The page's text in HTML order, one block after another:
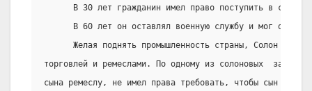
      В 30 лет гражданин имел право поступить в сенат.
В 60 лет он оставлял военную службу и мог
Желая поднять промышленность страны, Солон
торговлей и ремеслами. По одному из солоновых
сына ремеслу, не имел права требовать, чтобы сын